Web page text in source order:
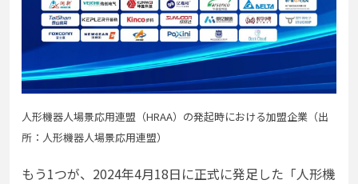
⼈形機器⼈場景応⽤連盟（HRAA）の発起時における加盟企業（出
所：⼈形機器⼈場景応⽤連盟）
もう1つが、2024年4⽉18⽇に正式に発⾜した「⼈形機